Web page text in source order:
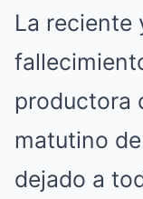
La reciente
productora
matutino
dejado a